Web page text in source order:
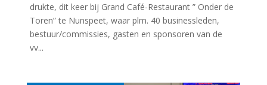
drukte, dit keer bij Grand Café-Restaurant ” Onder de
Toren” te Nunspeet, waar plm. 40 businessleden,
bestuur/commissies, gasten en sponsoren van de
vv...